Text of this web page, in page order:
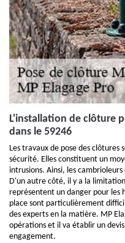
L'installation de clôture
dans le 59246
Les travaux de pose des clôtures
sécurité. Elles constituent un
intrusions. Ainsi, les
D'un autre côté, il y a la
représentent un danger pour les
place sont particulièrement
des experts en la matière. MP
opérations et il va établir un
engagement.